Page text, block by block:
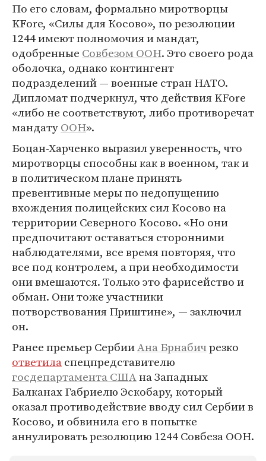
По его словам, формально миротворцы
KFore, «Силы для Косово», по резолюции
1244 имеют полномочия и мандат,
одобренные Совбезом ООН. Это своего рода
оболочка, однако контингент
подразделений — военные стран НАТО.
Дипломат подчеркнул, что действия KFore
«либо не соответствуют, либо противоречат
мандатуООН».
Боцан-Харченко выразил уверенность, что
миротворцы способны как в военном, так и
в политическом плане принять
превентивные меры по недопущению
вхождения полицейских сил Косово на
территории Северного Косово. «Но они
предпочитают оставаться сторонними
наблюдателями, все время повторяя, что
все под контролем, а при необходимости
они вмешаются. Только это фарисейство и
обман. Они тоже участники
потворствования Приштине», — заключил
он.
Ранее премьер СербииАна Брнабичрезко
ответиласпецпредставителю
госдепартамента СШАна Западных
Балканах Габриелю Эскобару, который
оказал противодействие вводу сил Сербии в
Косово, и обвинила его в попытке
аннулировать резолюцию 1244 Совбеза ООН.